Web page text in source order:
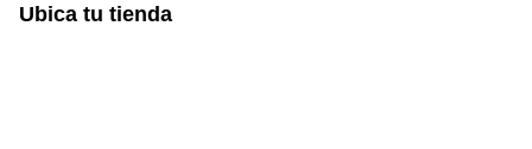
Ubica tu tienda